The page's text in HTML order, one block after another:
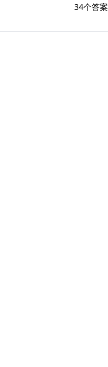
34个答案